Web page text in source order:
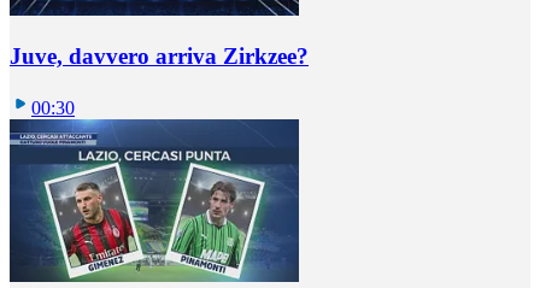
Juve, davvero arriva Zirkzee?
00:30